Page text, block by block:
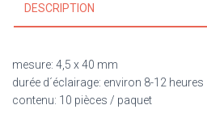
DESCRIPTION
mesure: 4,5 x 40 mm
durée d´éclairage: environ 8-12 heures
contenu: 10 pièces / paquet